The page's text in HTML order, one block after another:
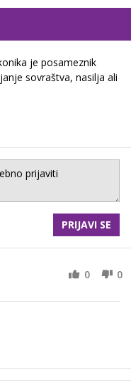
je posameznik
sovraštva, nasilja ali
PRIJAVI SE
0 0